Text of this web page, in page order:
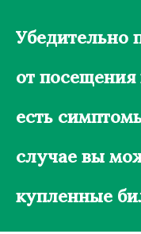
Убедительно
от посещения
есть
случае вы
купленные